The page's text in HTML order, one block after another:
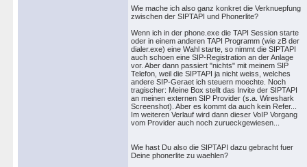
Wie mache ich also ganz konkret die Verknuepfung
zwischen der SIPTAPI und Phonerlite?
Wenn ich in der phone.exe die TAPI Session starte
oder in einem anderen TAPI Programm (wie zB der
dialer.exe) eine Wahl starte, so nimmt die SIPTAPI
auch schoen eine SIP-Registration an der Anlage
vor. Aber dann passiert "nichts" mit meinem SIP
Telefon, weil die SIPTAPI ja nicht weiss, welches
andere SIP-Geraet ich steuern moechte. Noch
tragischer: Meine Box stellt das Invite der SIPTAPI
an meinen externen SIP Provider (s.a. Wireshark
Screenshot). Aber es kommt da auch kein Refer...
Im weiteren Verlauf wird dann dieser VoIP Vorgang
vom Provider auch noch zurueckgewiesen...
Wie hast Du also die SIPTAPI dazu gebracht fuer
Deine phonerlite zu waehlen?